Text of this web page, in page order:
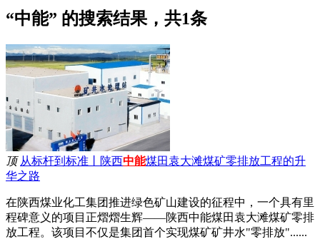
“中能” 的搜索结果，共1条
顶 从标杆到标准丨陕西中能煤田袁大滩煤矿零排放工程的升
华之路
在陕西煤业化工集团推进绿色矿山建设的征程中，一个具有里
程碑意义的项目正熠熠生辉——陕西中能煤田袁大滩煤矿零排
放工程。该项目不仅是集团首个实现煤矿矿井水"零排放"......